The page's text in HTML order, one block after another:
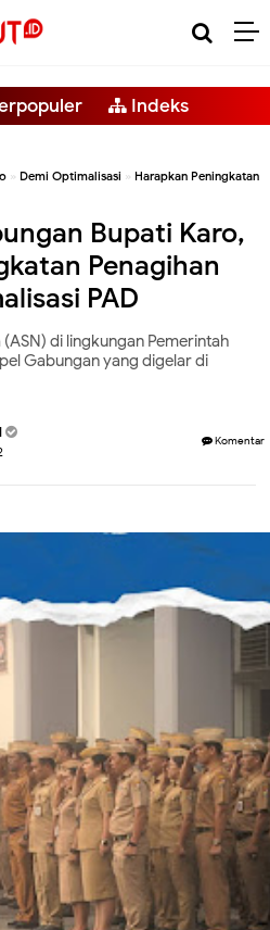
Indeks
» Demi Optimalisasi » Harapkan Peningkatan
Bupati Karo,
Penagihan
PAD
di lingkungan Pemerintah
Gabungan yang digelar di
Komentar